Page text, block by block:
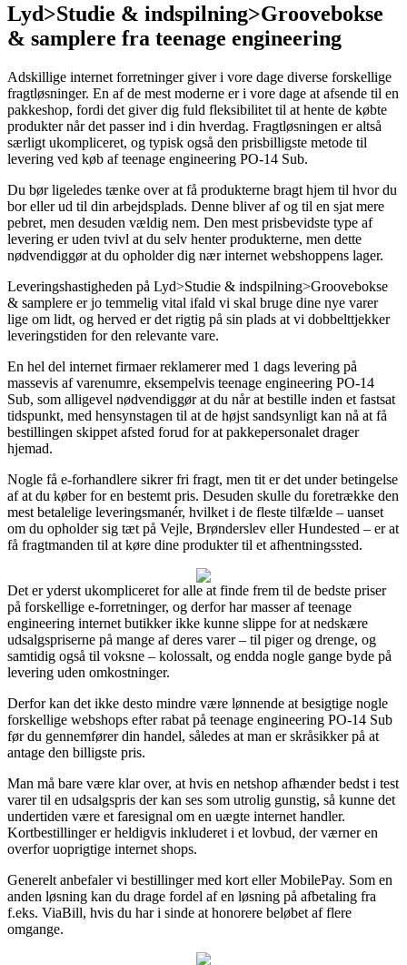
Lyd>Studie & indspilning>Groovebokse
& samplere fra teenage engineering
Adskillige internet forretninger giver i vore dage diverse forskellige
fragtløsninger. En af de mest moderne er i vore dage at afsende til en
pakkeshop, fordi det giver dig fuld fleksibilitet til at hente de købte
produkter når det passer ind i din hverdag. Fragtløsningen er altså
særligt ukompliceret, og typisk også den prisbilligste metode til
levering ved køb af teenage engineering PO-14 Sub.
Du bør ligeledes tænke over at få produkterne bragt hjem til hvor du
bor eller ud til din arbejdsplads. Denne bliver af og til en sjat mere
pebret, men desuden vældig nem. Den mest prisbevidste type af
levering er uden tvivl at du selv henter produkterne, men dette
nødvendiggør at du opholder dig nær internet webshoppens lager.
Leveringshastigheden på Lyd>Studie & indspilning>Groovebokse
& samplere er jo temmelig vital ifald vi skal bruge dine nye varer
lige om lidt, og herved er det rigtig på sin plads at vi dobbelttjekker
leveringstiden for den relevante vare.
En hel del internet firmaer reklamerer med 1 dags levering på
massevis af varenumre, eksempelvis teenage engineering PO-14
Sub, som alligevel nødvendiggør at du når at bestille inden et fastsat
tidspunkt, med hensynstagen til at de højst sandsynligt kan nå at få
bestillingen skippet afsted forud for at pakkepersonalet drager
hjemad.
Nogle få e-forhandlere sikrer fri fragt, men tit er det under betingelse
af at du køber for en bestemt pris. Desuden skulle du foretrække den
mest betalelige leveringsmanér, hvilket i de fleste tilfælde – uanset
om du opholder sig tæt på Vejle, Brønderslev eller Hundested – er at
få fragtmanden til at køre dine produkter til et afhentningssted.
Det er yderst ukompliceret for alle at finde frem til de bedste priser
på forskellige e-forretninger, og derfor har masser af teenage
engineering internet butikker ikke kunne slippe for at nedskære
udsalgspriserne på mange af deres varer – til piger og drenge, og
samtidig også til voksne – kolossalt, og endda nogle gange byde på
levering uden omkostninger.
Derfor kan det ikke desto mindre være lønnende at besigtige nogle
forskellige webshops efter rabat på teenage engineering PO-14 Sub
før du gennemfører din handel, således at man er skråsikker på at
antage den billigste pris.
Man må bare være klar over, at hvis en netshop afhænder bedst i test
varer til en udsalgspris der kan ses som utrolig gunstig, så kunne det
undertiden være et faresignal om en uægte internet handler.
Kortbestillinger er heldigvis inkluderet i et lovbud, der værner en
overfor uoprigtige internet shops.
Generelt anbefaler vi bestillinger med kort eller MobilePay. Som en
anden løsning kan du drage fordel af en løsning på afbetaling fra
f.eks. ViaBill, hvis du har i sinde at honorere beløbet af flere
omgange.